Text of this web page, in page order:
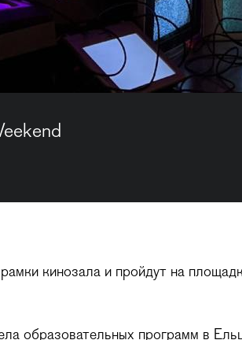
кинозала и пройдут на
образовательных программ в